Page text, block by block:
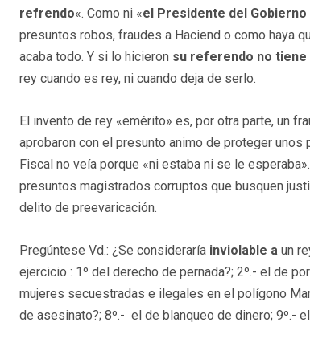
refrendo«. Como ni «el Presidente del
presuntos robos, fraudes a Haciend o como haya
acaba todo. Y si lo hicieron su referendo no
rey cuando es rey, ni cuando deja de serlo.
El invento de rey «emérito» es, por otra parte, un
aprobaron con el presunto animo de proteger
Fiscal no veía porque «ni estaba ni se le
presuntos magistrados corruptos que busquen
delito de preevaricación.
Pregúntese Vd.: ¿Se consideraría inviolable a un
ejercicio : 1º del derecho de pernada?; 2º.- el de
mujeres secuestradas e ilegales en el polígono
de asesinato?; 8º.- el de blanqueo de dinero; 9º.-